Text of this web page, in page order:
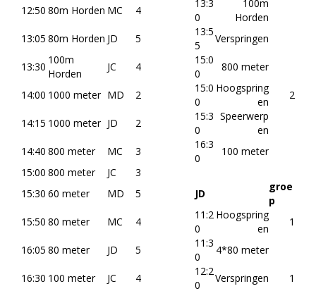
12:50 80m Horden MC 4
13:3
0
100m
Horden
13:05 80m Horden JD 5
13:5
5
Verspringen
13:30
100m
Horden
JC 4
15:0
0
800 meter
14:00 1000 meter MD 2
15:0
0
Hoogspring
en
2
14:15 1000 meter JD 2
15:3
0
Speerwerp
en
14:40 800 meter MC 3
16:3
0
100 meter
15:00 800 meter JC
3
15:30 60 meter MD 5 JD
groe
p
15:50 80 meter MC 4
11:2
0
Hoogspring
en
1
16:05 80 meter JD 5
11:3
0
4*80 meter
16:30 100 meter JC 4
12:2
0
Verspringen
1